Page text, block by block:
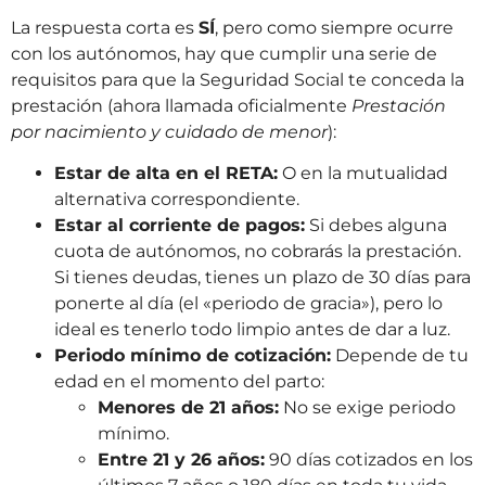
La respuesta corta es SÍ, pero como siempre ocurre
con los autónomos, hay que cumplir una serie de
requisitos para que la Seguridad Social te conceda la
prestación (ahora llamada oficialmente Prestación
por nacimiento y cuidado de menor):
Estar de alta en el RETA: O en la mutualidad
alternativa correspondiente.
Estar al corriente de pagos: Si debes alguna
cuota de autónomos, no cobrarás la prestación.
Si tienes deudas, tienes un plazo de 30 días para
ponerte al día (el «periodo de gracia»), pero lo
ideal es tenerlo todo limpio antes de dar a luz.
Periodo mínimo de cotización: Depende de tu
edad en el momento del parto:
Menores de 21 años: No se exige periodo
mínimo.
Entre 21 y 26 años: 90 días cotizados en los